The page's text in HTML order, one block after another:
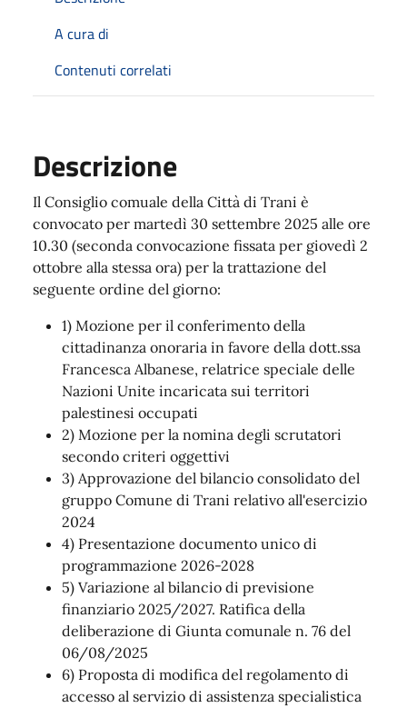
A cura di
Contenuti correlati
Descrizione
Il Consiglio comuale della Città di Trani è
convocato per martedì 30 settembre 2025 alle ore
10.30 (seconda convocazione fissata per giovedì 2
ottobre alla stessa ora) per la trattazione del
seguente ordine del giorno:
1) Mozione per il conferimento della
cittadinanza onoraria in favore della dott.ssa
Francesca Albanese, relatrice speciale delle
Nazioni Unite incaricata sui territori
palestinesi occupati
2) Mozione per la nomina degli scrutatori
secondo criteri oggettivi
3) Approvazione del bilancio consolidato del
gruppo Comune di Trani relativo all'esercizio
2024
4) Presentazione documento unico di
programmazione 2026-2028
5) Variazione al bilancio di previsione
finanziario 2025/2027. Ratifica della
deliberazione di Giunta comunale n. 76 del
06/08/2025
6) Proposta di modifica del regolamento di
accesso al servizio di assistenza specialistica